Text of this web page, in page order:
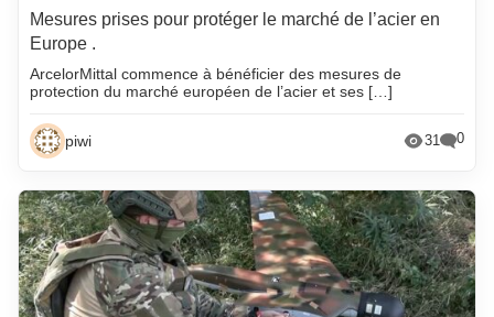
Mesures prises pour protéger le marché de l’acier en
Europe .
ArcelorMittal commence à bénéficier des mesures de
protection du marché européen de l’acier et ses […]
piwi 31 0